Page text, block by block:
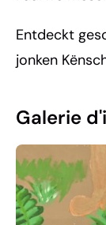
Entdeckt
jonken
Galerie